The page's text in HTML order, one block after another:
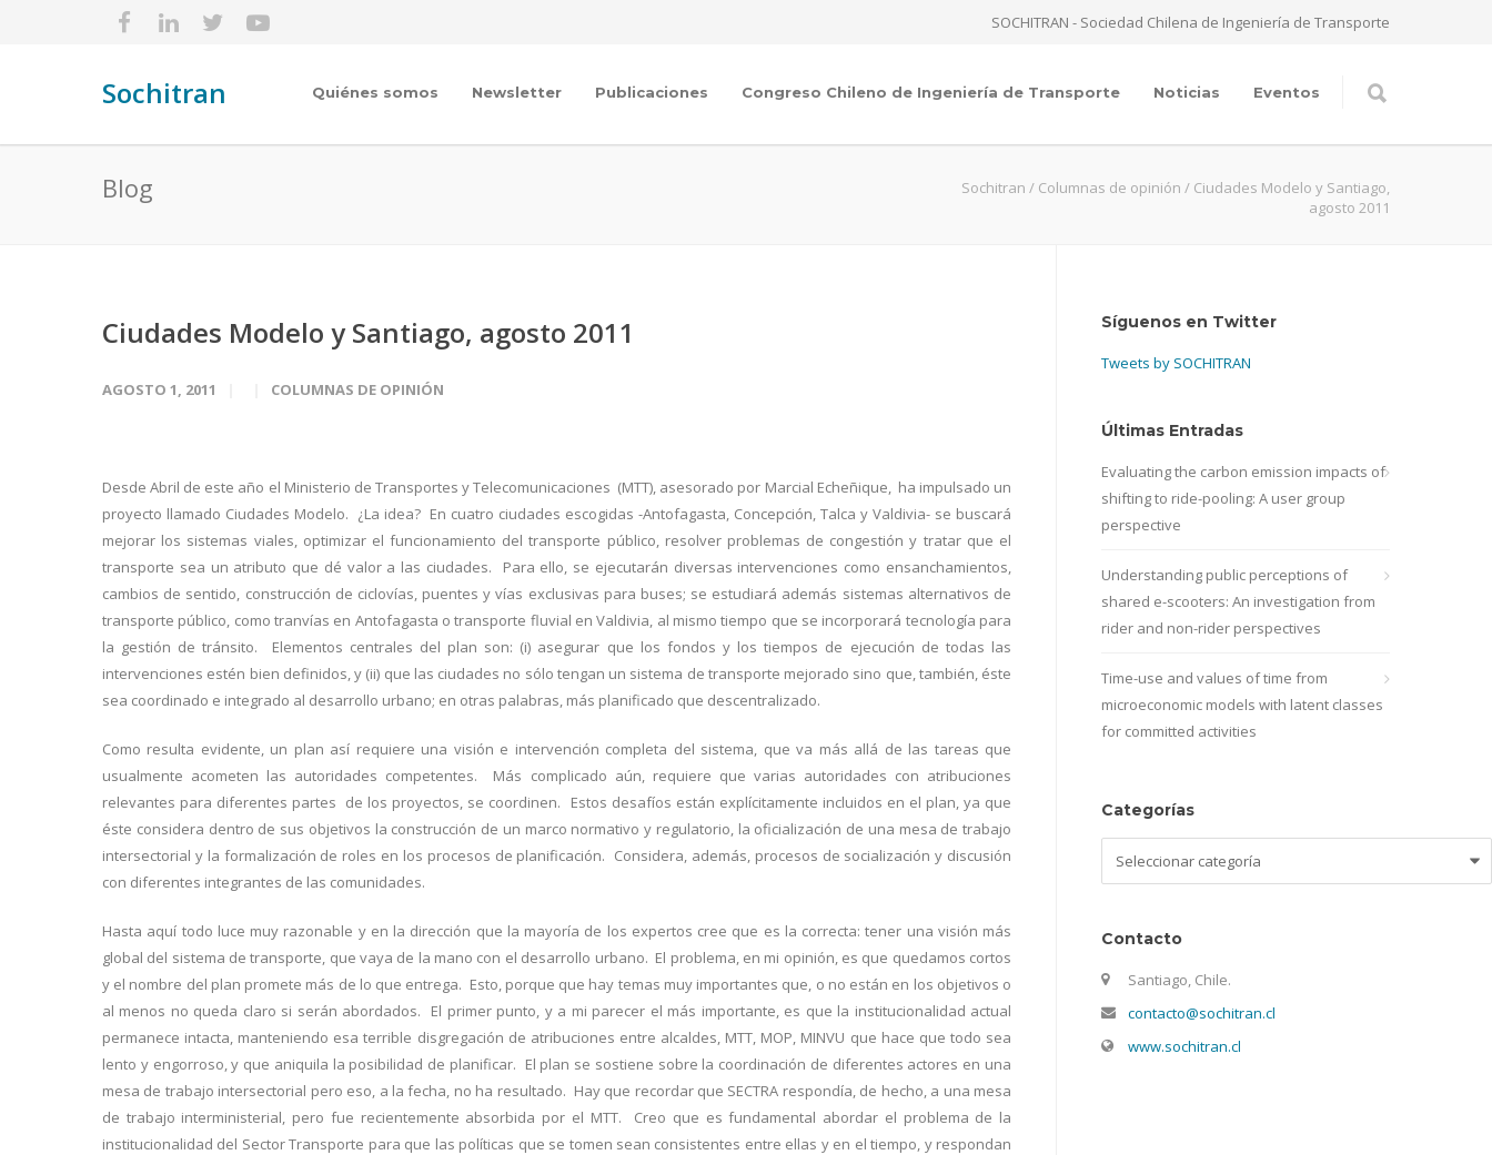
SOCHITRAN - Sociedad Chilena de Ingeniería de Transporte
Sochitran Quiénes somos Newsletter Publicaciones Congreso Chileno de Ingeniería de Transporte Noticias Eventos
Blog Sochitran / Columnas de opinión / Ciudades Modelo y Santiago,
agosto 2011
Ciudades Modelo y Santiago, agosto 2011
AGOSTO 1, 2011 COLUMNAS DE OPINIÓN
Desde Abril de este año el Ministerio de Transportes y Telecomunicaciones (MTT), asesorado por Marcial Echeñique, ha impulsado un
proyecto llamado Ciudades Modelo. ¿La idea? En cuatro ciudades escogidas -Antofagasta, Concepción, Talca y Valdivia- se buscará
mejorar los sistemas viales, optimizar el funcionamiento del transporte público, resolver problemas de congestión y tratar que el
transporte sea un atributo que dé valor a las ciudades. Para ello, se ejecutarán diversas intervenciones como ensanchamientos,
cambios de sentido, construcción de ciclovías, puentes y vías exclusivas para buses; se estudiará además sistemas alternativos de
transporte público, como tranvías en Antofagasta o transporte fluvial en Valdivia, al mismo tiempo que se incorporará tecnología para
la gestión de tránsito. Elementos centrales del plan son: (i) asegurar que los fondos y los tiempos de ejecución de todas las
intervenciones estén bien definidos, y (ii) que las ciudades no sólo tengan un sistema de transporte mejorado sino que, también, éste
sea coordinado e integrado al desarrollo urbano; en otras palabras, más planificado que descentralizado.
Como resulta evidente, un plan así requiere una visión e intervención completa del sistema, que va más allá de las tareas que
usualmente acometen las autoridades competentes. Más complicado aún, requiere que varias autoridades con atribuciones
relevantes para diferentes partes de los proyectos, se coordinen. Estos desafíos están explícitamente incluidos en el plan, ya que
éste considera dentro de sus objetivos la construcción de un marco normativo y regulatorio, la oficialización de una mesa de trabajo
intersectorial y la formalización de roles en los procesos de planificación. Considera, además, procesos de socialización y discusión
con diferentes integrantes de las comunidades.
Hasta aquí todo luce muy razonable y en la dirección que la mayoría de los expertos cree que es la correcta: tener una visión más
global del sistema de transporte, que vaya de la mano con el desarrollo urbano. El problema, en mi opinión, es que quedamos cortos
y el nombre del plan promete más de lo que entrega. Esto, porque que hay temas muy importantes que, o no están en los objetivos o
al menos no queda claro si serán abordados. El primer punto, y a mi parecer el más importante, es que la institucionalidad actual
permanece intacta, manteniendo esa terrible disgregación de atribuciones entre alcaldes, MTT, MOP, MINVU que hace que todo sea
lento y engorroso, y que aniquila la posibilidad de planificar. El plan se sostiene sobre la coordinación de diferentes actores en una
mesa de trabajo intersectorial pero eso, a la fecha, no ha resultado. Hay que recordar que SECTRA respondía, de hecho, a una mesa
de trabajo interministerial, pero fue recientemente absorbida por el MTT. Creo que es fundamental abordar el problema de la
institucionalidad del Sector Transporte para que las políticas que se tomen sean consistentes entre ellas y en el tiempo, y respondan
Síguenos en Twitter
Tweets by SOCHITRAN
Últimas Entradas
Evaluating the carbon emission impacts of
shifting to ride-pooling: A user group
perspective
Understanding public perceptions of
shared e-scooters: An investigation from
rider and non-rider perspectives
Time-use and values of time from
microeconomic models with latent classes
for committed activities
Categorías
Contacto
Santiago, Chile.
contacto@sochitran.cl
www.sochitran.cl